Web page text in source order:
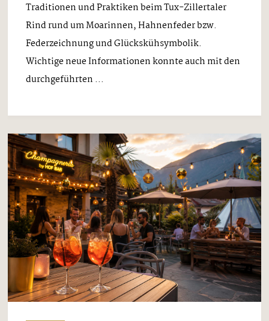
Traditionen und Praktiken beim Tux-Zillertaler
Rind rund um Moarinnen, Hahnenfeder bzw.
Federzeichnung und Glückskühsymbolik.
Wichtige neue Informationen konnte auch mit den
durchgeführten ...